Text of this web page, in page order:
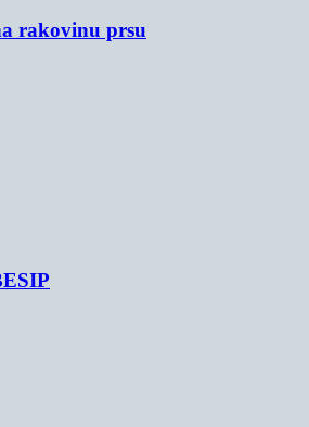
rakovinu prsu